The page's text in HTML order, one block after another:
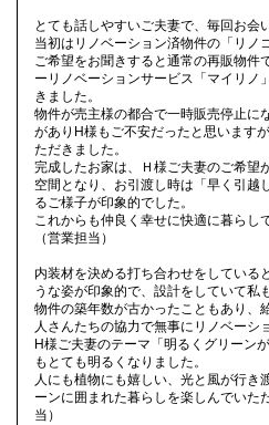
とても話しやすいご夫妻で、毎回お会
当初はリノベーション済物件の「リノ
ご希望をお聞きすると通常の再販物件
ーリノベーションサービス「マイリノ
きました。
物件が売主様の都合で一時販売停止に
がありH様もご不安だったと思います
ただきました。
完成したお家は、Ｈ様ご夫妻のご希望
空間となり、お引渡し時は「早く引越
るご様子が印象的でした。
これからも仲良く幸せに快適に暮らし
（営業担当）
内装材を決める打ち合わせをしている
うな姿が印象的で、設計をしていて私
物件の築年数が古かったこともあり、
人さんたちの協力で無事にリノベーシ
H様ご夫妻のテーマ「明るくグリーン
もとても明るくなりました。
人にも植物にも嬉しい、光と風が行き
ーンに囲まれた暮らしを楽しんでいた
当）